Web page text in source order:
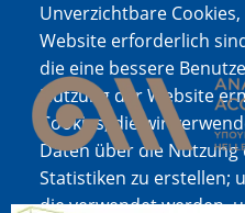
Unverzichtbare
Website erforderlich
die eine bessere
Nutzung der Website
Cookies, die wir
Daten über die
Statistiken zu erstellen;
die verwendet werden,
Bild